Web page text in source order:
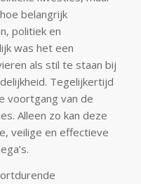
belangrijk
politiek en
was het een
als stil te staan bij
Tegelijkertijd
voortgang van de
Alleen zo kan deze
veilige en effectieve